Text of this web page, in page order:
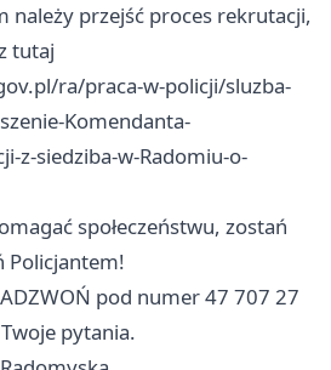
należy przejść proces rekrutacji,
tutaj
ra/praca-w-policji/sluzba-
Komendanta-
z-siedziba-w-Radomiu-o-
społeczeństwu, zostań
Policjantem!
pod numer 47 707 27
pytania.